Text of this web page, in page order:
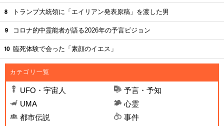
トランプ大統領に「エイリアン発表原稿」を渡した男
コロナ的中霊能者が語る2026年の予言ビジョン
臨死体験で会った「素顔のイエス」
カテゴリ一覧
UFO・宇宙人
予言・予知
UMA
心霊
都市伝説
事件